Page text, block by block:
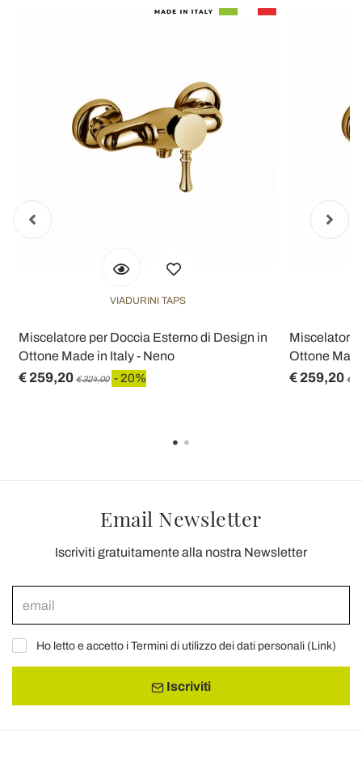
VIADURINI TAPS
Miscelatore per Doccia Esterno di Design in
Ottone Made in Italy - Neno
€ 259,20 € 324,00 - 20%
Miscelatore
Ottone
€ 259,20 €
Email Newsletter
Iscriviti gratuitamente alla nostra Newsletter
Ho letto e accetto i Termini di utilizzo dei dati personali (Link)
Iscriviti